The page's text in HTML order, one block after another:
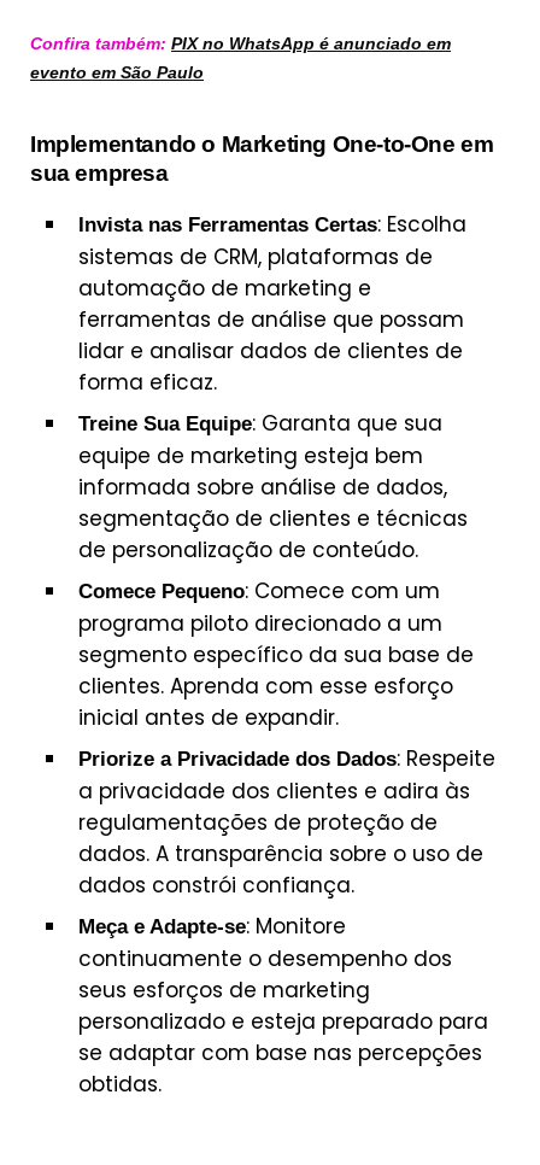
Confira também: PIX no WhatsApp é anunciado em
evento em São Paulo
Implementando o Marketing One-to-One em
sua empresa
Invista nas Ferramentas Certas: Escolha
sistemas de CRM, plataformas de
automação de marketing e
ferramentas de análise que possam
lidar e analisar dados de clientes de
forma eficaz.
Treine Sua Equipe: Garanta que sua
equipe de marketing esteja bem
informada sobre análise de dados,
segmentação de clientes e técnicas
de personalização de conteúdo.
Comece Pequeno: Comece com um
programa piloto direcionado a um
segmento específico da sua base de
clientes. Aprenda com esse esforço
inicial antes de expandir.
Priorize a Privacidade dos Dados: Respeite
a privacidade dos clientes e adira às
regulamentações de proteção de
dados. A transparência sobre o uso de
dados constrói confiança.
Meça e Adapte-se: Monitore
continuamente o desempenho dos
seus esforços de marketing
personalizado e esteja preparado para
se adaptar com base nas percepções
obtidas.